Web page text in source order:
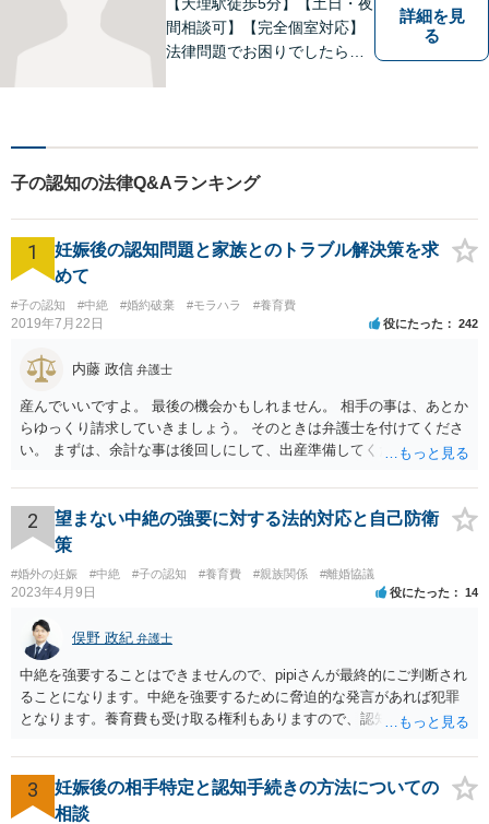
間相談可】【完全個室対応】
法律問題でお困りでしたらお
いたします。お早めのご相談
が納得のいく解決への第一歩
です。
詳細を見
る
子の認知の法律Q&Aランキング
1
妊娠後の認知問題と家族とのトラブル解決策を求
めて
#子の認知 #中絶 #婚約破棄 #モラハラ #養育費
2019年7月22日 役にたった 242
内藤 政信 弁護士
産んでいいですよ。 最後の機会かもしれません。 相手の事は、あとか
らゆっくり請求していきましょう。 そのときは弁護士を付けてくださ
い。 まずは、余計な事は後回しにして、出産準備してください。
2
望まない中絶の強要に対する法的対応と自己防衛
策
#婚外の妊娠 #中絶 #子の認知 #養育費 #親族関係 #離婚協議
2023年4月9日 役にたった 14
俣野 政紀 弁護士
中絶を強要することはできませんので、pipiさんが最終的にご判断され
ることになります。中絶を強要するために脅迫的な発言があれば犯罪
となります。養育費も受け取る権利もありますので、認知等につきお
勧めします。
3
妊娠後の相手特定と認知手続きの方法についての
相談